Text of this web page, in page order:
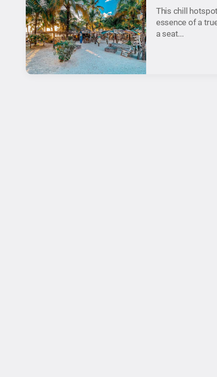
This chill
essence of a
a seat...